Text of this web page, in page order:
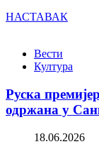
НАСТАВАК
Вести
Култура
Руска
одржана у
18.06.2026